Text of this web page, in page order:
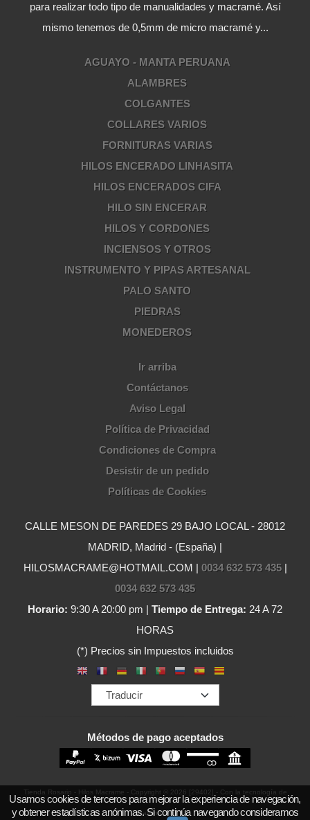
para realizar todo tipo de manualidades y macramé. Así
mismo tenemos de 0,5mm de micro macramé y...
AGUAYO - MANTA PERUANA
ALAMBRES
COLGANTES
COLLARES VARIOS
FORNITURAS VARIAS
HILOS ENCERADO LINHASITA
HILOS ENCERADOS CIFA
HILO SIN ENCERAR
HILOS Y CORDONES
INCIENSOS Y OTROS
INSTRUMENTO Y PIPAS ARTESANAL
PALO SANTO
PIEDRAS
MONEDEROS
Ir arriba
Contáctanos
Aviso Legal
Política de Privacidad
Condiciones de Compra
Desistir de un pedido
Políticas de Cookies
CALLE MESON DE PAREDES 29 BAJO LOCAL - 28012
MADRID, Madrid - (España) |
HILOSMACRAME@HOTMAIL.COM | 0034 632 573 435|
0034 632 573 435
Horario: 9:30 A 20:00 pm | Tiempo de Entrega: 24 A 72
HORAS
(*) Precios sin Impuestos incluidos
Métodos de pago aceptados
Tienda Rosario - Hilos Macrame - Copyright © 2026 [29402] - Con la tecnología de
Palbin.com
Usamos cookies de terceros para mejorar la experiencia de navegación,
y obtener estadísticas anónimas. Si continúa navegando consideramos